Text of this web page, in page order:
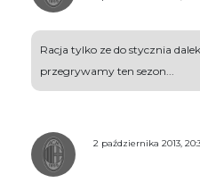
Racja tylko ze do stycznia
przegrywamy ten sezon...
2 października 2013,